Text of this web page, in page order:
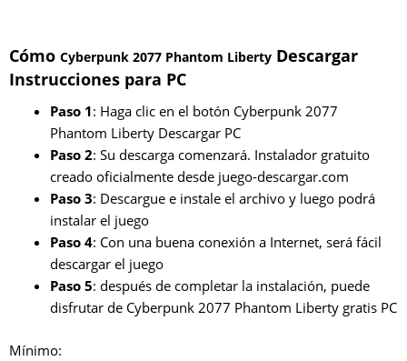
Cómo Cyberpunk 2077 Phantom Liberty Descargar
Instrucciones para PC
Paso 1: Haga clic en el botón Cyberpunk 2077
Phantom Liberty Descargar PC
Paso 2: Su descarga comenzará. Instalador gratuito
creado oficialmente desde juego-descargar.com
Paso 3: Descargue e instale el archivo y luego podrá
instalar el juego
Paso 4: Con una buena conexión a Internet, será fácil
descargar el juego
Paso 5: después de completar la instalación, puede
disfrutar de Cyberpunk 2077 Phantom Liberty gratis PC
Mínimo: